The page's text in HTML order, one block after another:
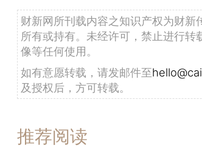
财新网所刊载内容之知识产权为财新
所有或持有。未经许可，禁止进行转
像等任何使用。
如有意愿转载，请发邮件至
及授权后，方可转载。
推荐阅读